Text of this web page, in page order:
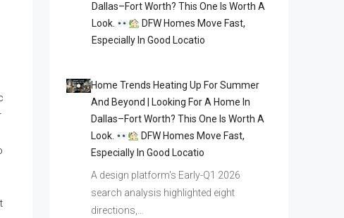
Dallas–Fort Worth? This One Is Worth A
Look.
DFW Homes Move Fast,
Especially In Good Locatio
Home Trends Heating Up For Summer
And Beyond | Looking For A Home In
Dallas–Fort Worth? This One Is Worth A
Look.
DFW Homes Move Fast,
Especially In Good Locatio
A design platform's Early-Q1 2026
search analysis highlighted eight
directions,…